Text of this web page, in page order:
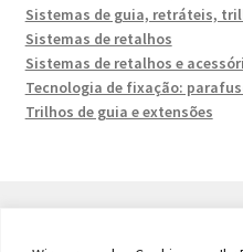
Sistemas de guia, retráteis,
Sistemas de retalhos
Sistemas de retalhos e
Tecnologia de fixação:
Trilhos de guia e extensões